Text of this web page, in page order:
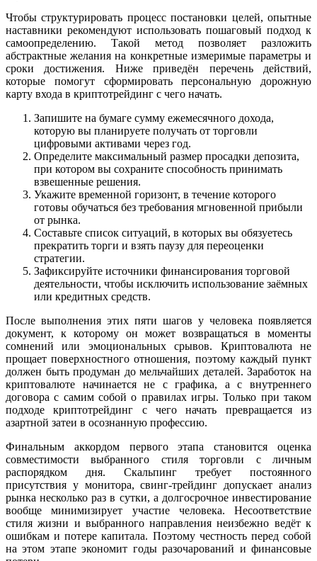
Чтобы структурировать процесс постановки целей, опытные
наставники рекомендуют использовать пошаговый подход к
самоопределению. Такой метод позволяет разложить
абстрактные желания на конкретные измеримые параметры и
сроки достижения. Ниже приведён перечень действий,
которые помогут сформировать персональную дорожную
карту входа в криптотрейдинг с чего начать.
Запишите на бумаге сумму ежемесячного дохода,
которую вы планируете получать от торговли
цифровыми активами через год.
Определите максимальный размер просадки депозита,
при котором вы сохраните способность принимать
взвешенные решения.
Укажите временной горизонт, в течение которого
готовы обучаться без требования мгновенной прибыли
от рынка.
Составьте список ситуаций, в которых вы обязуетесь
прекратить торги и взять паузу для переоценки
стратегии.
Зафиксируйте источники финансирования торговой
деятельности, чтобы исключить использование заёмных
или кредитных средств.
После выполнения этих пяти шагов у человека появляется
документ, к которому он может возвращаться в моменты
сомнений или эмоциональных срывов. Криптовалюта не
прощает поверхностного отношения, поэтому каждый пункт
должен быть продуман до мельчайших деталей. Заработок на
криптовалюте начинается не с графика, а с внутреннего
договора с самим собой о правилах игры. Только при таком
подходе криптотрейдинг с чего начать превращается из
азартной затеи в осознанную профессию.
Финальным аккордом первого этапа становится оценка
совместимости выбранного стиля торговли с личным
распорядком дня. Скальпинг требует постоянного
присутствия у монитора, свинг-трейдинг допускает анализ
рынка несколько раз в сутки, а долгосрочное инвестирование
вообще минимизирует участие человека. Несоответствие
стиля жизни и выбранного направления неизбежно ведёт к
ошибкам и потере капитала. Поэтому честность перед собой
на этом этапе экономит годы разочарований и финансовые